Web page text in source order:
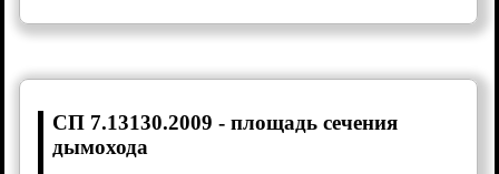
СП 7.13130.2009 - площадь сечения
дымохода